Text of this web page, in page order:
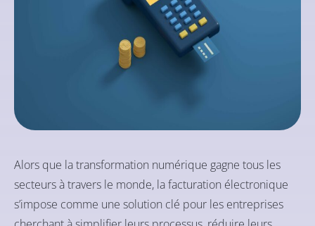
Alors que la transformation numérique gagne tous les
secteurs à travers le monde, la facturation électronique
s’impose comme une solution clé pour les entreprises